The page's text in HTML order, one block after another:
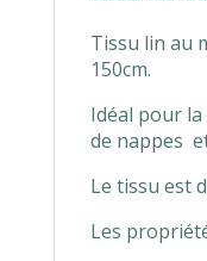
Tissu lin au
150cm.
Idéal pour
de nappes
Le tissu est
Les